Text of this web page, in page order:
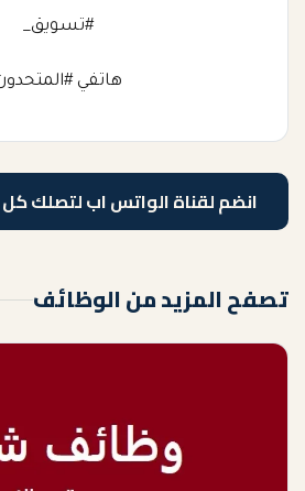
#تسويق_
هاتفي
انضم لقناة الواتس اب لتصلك
تصفح المزيد من الوظائف